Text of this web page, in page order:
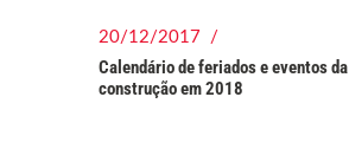
20/12/2017 /
Calendário de feriados e eventos da
construção em 2018